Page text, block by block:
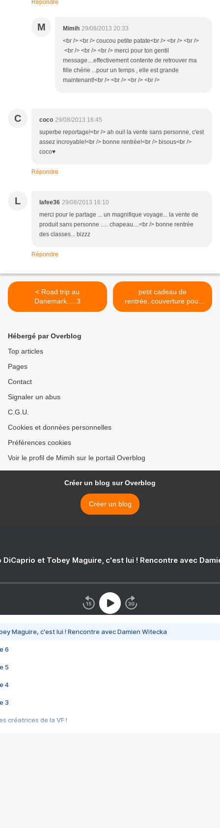
Répondre
M Mimih 29/08/2013 20:33
<br /> <br /> coucou petite patate<br /> <br /> <br />
<br /> <br /> <br /> merci pour ton gentil
message....effectivement contente de retrouver ma
fille chérie ...pour un temps , elle est grande
maintenant!<br /> <br /> <br /> <br />
C coco 29/08/2013 16:45
superbe reportage!<br /> ah oui! la vente sans personne, c'est
assez incroyable!<br /> bonne rentrée!<br /> bisous<br />
coco♥
Répondre
L lafee36 29/08/2013 16:10
merci pour le partage ... un magnifique voyage... la vente de
produit sans personne ..... chapeau....<br /> bonne rentrée
des classes... bizzz
Répondre
< Road trip au
Danemark.....3
petit cadeau de
rentrée..couverture pour
agenda 2013-2014 >
Hébergé par Overblog
Top articles
Pages
Contact
Signaler un abus
C.G.U.
Cookies et données personnelles
Préférences cookies
Voir le profil de Mimih sur le portail Overblog
Créer un blog sur Overblog
Créer un blog
DiCaprio et Tobey Maguire, c'est lui ! Rencontre avec
Maguire, c'est lui ! Rencontre avec Damien Witecka
6
5
4
3
créatrices de la VF !